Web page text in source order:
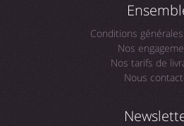
Conditions
Nos
Nos tarifs de
Nous